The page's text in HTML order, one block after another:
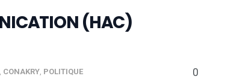
(HAC)
, CONAKRY, POLITIQUE 0